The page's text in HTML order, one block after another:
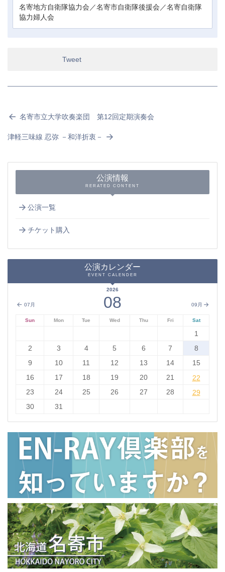
名寄地方自衛隊協力会／名寄市自衛隊後援会／名寄自衛隊
協力婦人会
Tweet
名寄市立大学吹奏楽団 第12回定期演奏会
津軽三味線 忍弥 －和洋折衷－
公演情報
RERATED CONTENT
公演一覧
チケット購入
公演カレンダー
EVENT CALENDER
07月 09月
2026
08
Sun Mon Tue Wed Thu Fri Sat
1
2
3 4 5 6 7
8
9
10 11 12 13 14
15
16
17 18 19 20 21 22
22
23
24 25 26 27 28 29
29
30
31